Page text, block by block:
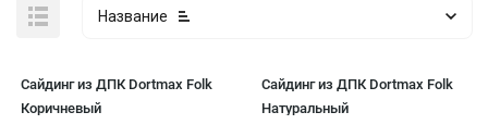
Название
Сайдинг из ДПК Dortmax Folk
Коричневый
Сайдинг из ДПК Dortmax Folk
Натуральный